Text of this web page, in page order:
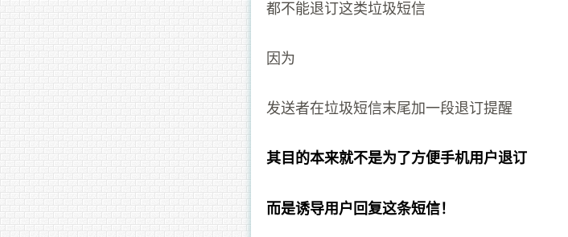
都不能退订这类垃圾短信
因为
发送者在垃圾短信末尾加一段退订提醒
其目的本来就不是为了方便手机用户退订
而是诱导用户回复这条短信！